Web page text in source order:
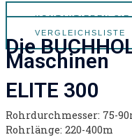
KONTAKTIEREN SIE
VERGLEICHSLISTE
Die
Maschinen
ELITE 300
Rohrdurchmesser: 75-
Rohrlänge: 220-400m